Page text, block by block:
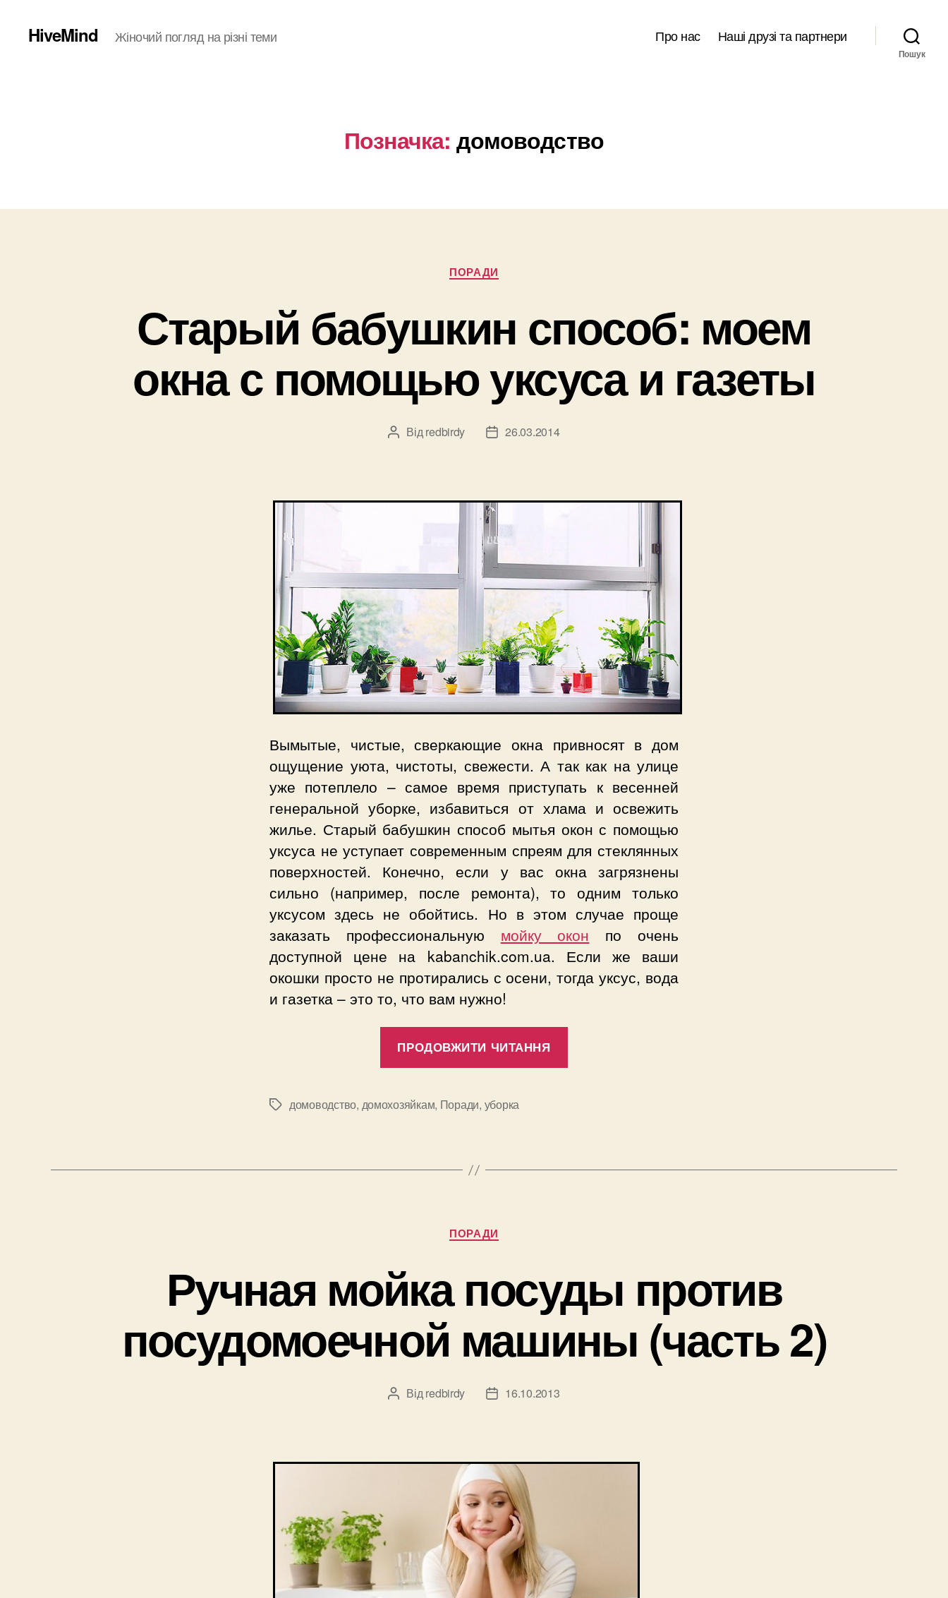
HiveMind Жіночий погляд на різні теми Про нас Наші друзі та партнери
Пошук
Позначка: домоводство
Категорії
ПОРАДИ
Старый бабушкин способ: моем
окна с помощью уксуса и газеты
Автор
Від redbirdy
Дата26.03.2014
Вымытые, чистые, сверкающие окна привносят в дом
ощущение уюта, чистоты, свежести. А так как на улице
уже потеплело – самое время приступать к весенней
генеральной уборке, избавиться от хлама и освежить
жилье. Старый бабушкин способ мытья окон с помощью
уксуса не уступает современным спреям для стеклянных
поверхностей. Конечно, если у вас окна загрязнены
сильно (например, после ремонта), то одним только
уксусом здесь не обойтись. Но в этом случае проще
заказать профессиональную мойку окон по очень
доступной цене на kabanchik.com.ua. Если же ваши
окошки просто не протирались с осени, тогда уксус, вода
и газетка – это то, что вам нужно!
ПРОДОВЖИТИ ЧИТАННЯ
помощью
Позначки
домоводство, домохозяйкам, Поради, уборка
Категорії
ПОРАДИ
Ручная мойка посуды против
посудомоечной машины (часть 2)
Автор
Відredbirdy
Дата16.10.2013